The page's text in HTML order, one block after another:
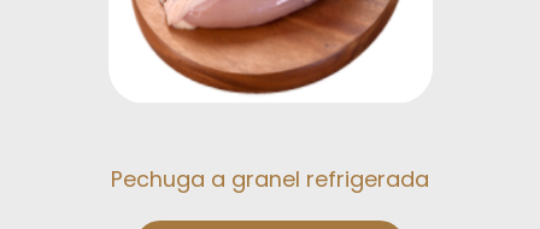
Pechuga a granel refrigerada